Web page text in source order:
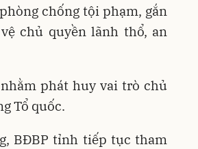
chống tội phạm, gắn
chủ quyền lãnh thổ, an
phát huy vai trò chủ
Tổ quốc.
BĐBP tỉnh tiếp tục tham